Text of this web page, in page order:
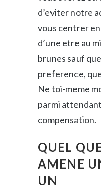
d’eviter notre
vous centrer
d’une etre au
brunes sauf
preference,
Ne toi-meme
parmi
compensation.
QUEL
AMENE
UN